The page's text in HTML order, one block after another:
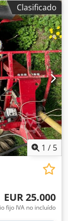
Clasificado
1 / 5
EUR 25.000
fijo IVA no incluído